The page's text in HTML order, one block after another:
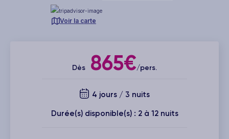
Voir la carte
Dès 865€/pers.
4 jours / 3 nuits
Durée(s) disponible(s) : 2 à 12 nuits